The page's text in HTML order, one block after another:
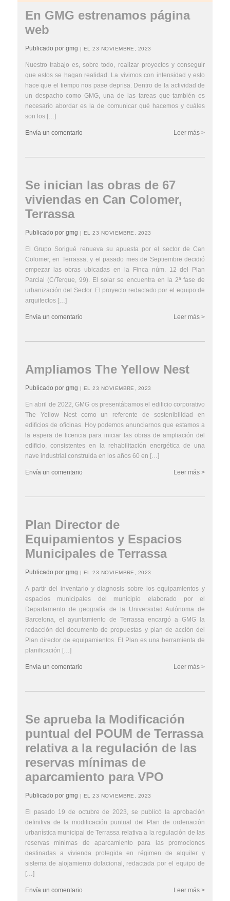
En GMG estrenamos página
web
Publicado por gmg | EL 23 NOVIEMBRE, 2023
Nuestro trabajo es, sobre todo, realizar proyectos y conseguir
que estos se hagan realidad. La vivimos con intensidad y esto
hace que el tiempo nos pase deprisa. Dentro de la actividad de
un despacho como GMG, una de las tareas que también es
necesario abordar es la de comunicar qué hacemos y cuáles
son los […]
Leer más >
Envía un comentario
Se inician las obras de 67
viviendas en Can Colomer,
Terrassa
Publicado por gmg | EL 23 NOVIEMBRE, 2023
El Grupo Sorigué renueva su apuesta por el sector de Can
Colomer, en Terrassa, y el pasado mes de Septiembre decidió
empezar las obras ubicadas en la Finca núm. 12 del Plan
Parcial (C/Terque, 99). El solar se encuentra en la 2ª fase de
urbanización del Sector. El proyecto redactado por el equipo de
arquitectos […]
Leer más >
Envía un comentario
Ampliamos The Yellow Nest
Publicado por gmg | EL 23 NOVIEMBRE, 2023
En abril de 2022, GMG os presentábamos el edificio corporativo
The Yellow Nest como un referente de sostenibilidad en
edificios de oficinas. Hoy podemos anunciarnos que estamos a
la espera de licencia para iniciar las obras de ampliación del
edificio, consistentes en la rehabilitación energética de una
nave industrial construida en los años 60 en […]
Leer más >
Envía un comentario
Plan Director de
Equipamientos y Espacios
Municipales de Terrassa
Publicado por gmg | EL 23 NOVIEMBRE, 2023
A partir del inventario y diagnosis sobre los equipamientos y
espacios municipales del municipio elaborado por el
Departamento de geografía de la Universidad Autónoma de
Barcelona, el ayuntamiento de Terrassa encargó a GMG la
redacción del documento de propuestas y plan de acción del
Plan director de equipamientos. El Plan es una herramienta de
planificación […]
Leer más >
Envía un comentario
Se aprueba la Modificación
puntual del POUM de Terrassa
relativa a la regulación de las
reservas mínimas de
aparcamiento para VPO
Publicado por gmg | EL 23 NOVIEMBRE, 2023
El pasado 19 de octubre de 2023, se publicó la aprobación
definitiva de la modificación puntual del Plan de ordenación
urbanística municipal de Terrassa relativa a la regulación de las
reservas mínimas de aparcamiento para las promociones
destinadas a vivienda protegida en régimen de alquiler y
sistema de alojamiento dotacional, redactada por el equipo de
[…]
Leer más >
Envía un comentario